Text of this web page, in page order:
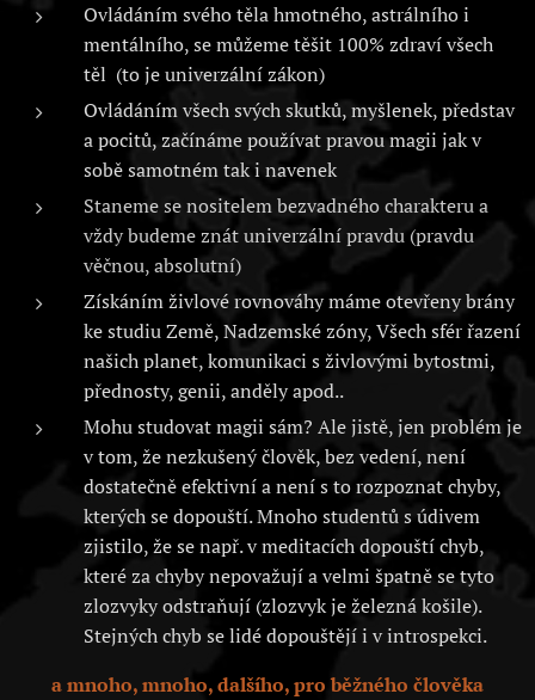
Ovládáním svého těla hmotného, astrálního i
mentálního, se můžeme těšit 100% zdraví všech
těl (to je univerzální zákon)
Ovládáním všech svých skutků, myšlenek, představ
a pocitů, začínáme používat pravou magii jak v
sobě samotném tak i navenek
Staneme se nositelem bezvadného charakteru a
vždy budeme znát univerzální pravdu (pravdu
věčnou, absolutní)
Získáním živlové rovnováhy máme otevřeny brány
ke studiu Země, Nadzemské zóny, Všech sfér řazení
našich planet, komunikaci s živlovými bytostmi,
přednosty, genii, anděly apod..
Mohu studovat magii sám? Ale jistě, jen problém je
v tom, že nezkušený člověk, bez vedení, není
dostatečně efektivní a není s to rozpoznat chyby,
kterých se dopouští. Mnoho studentů s údivem
zjistilo, že se např. v meditacích dopouští chyb,
které za chyby nepovažují a velmi špatně se tyto
zlozvyky odstraňují (zlozvyk je železná košile).
Stejných chyb se lidé dopouštějí i v introspekci.
a mnoho, mnoho, dalšího, pro běžného člověka